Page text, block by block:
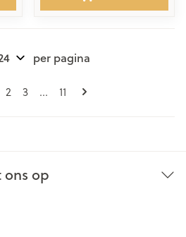
Pagina's
momenteel pagina
Pagina
2 Pagina
3 ... Pagina
11
per pagina
ons op